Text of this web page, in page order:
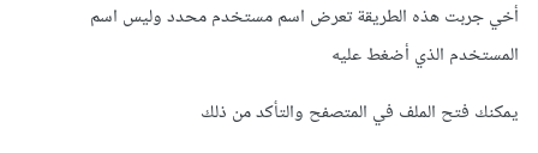
أخي جربت هذه الطريقة تعرض اسم مستخدم محدد وليس اسم
المستخدم الذي أضغط عليه
يمكنك فتح الملف في المتصفح والتأكد من ذلك